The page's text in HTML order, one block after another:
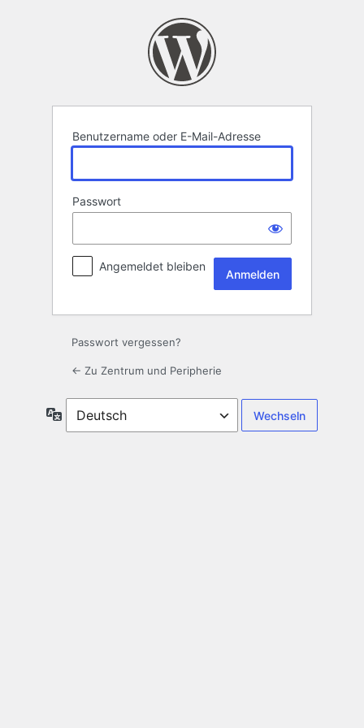
Benutzername oder E-Mail-Adresse
Passwort
Angemeldet bleiben
Passwort vergessen?
← Zu Zentrum und Peripherie
Sprache